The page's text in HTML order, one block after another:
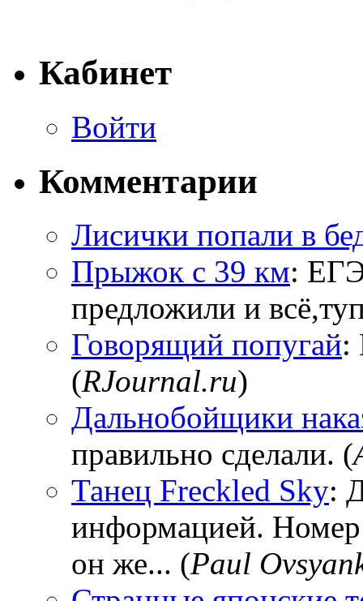
Кабинет
Войти
Комментарии
Лисички попали в
Прыжок с 39 км:
предложили и
Говорящий попугай:
(RJournal.ru)
Дальнобойщики
правильно сделали. (
Танец Freckled Sky:
информацией.
он же... (Paul